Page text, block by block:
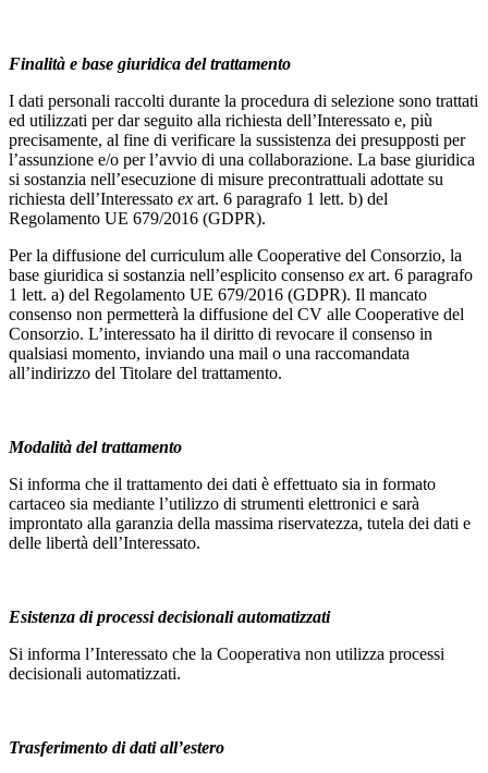
Finalità e base giuridica del trattamento
I dati personali raccolti durante la procedura di selezione sono trattati
ed utilizzati per dar seguito alla richiesta dell’Interessato e, più
precisamente, al fine di verificare la sussistenza dei presupposti per
l’assunzione e/o per l’avvio di una collaborazione. La base giuridica
si sostanzia nell’esecuzione di misure precontrattuali adottate su
richiesta dell’Interessato ex art. 6 paragrafo 1 lett. b) del
Regolamento UE 679/2016 (GDPR).
Per la diffusione del curriculum alle Cooperative del Consorzio, la
base giuridica si sostanzia nell’esplicito consenso ex art. 6 paragrafo
1 lett. a) del Regolamento UE 679/2016 (GDPR). Il mancato
consenso non permetterà la diffusione del CV alle Cooperative del
Consorzio. L’interessato ha il diritto di revocare il consenso in
qualsiasi momento, inviando una mail o una raccomandata
all’indirizzo del Titolare del trattamento.
Modalità del trattamento
Si informa che il trattamento dei dati è effettuato sia in formato
cartaceo sia mediante l’utilizzo di strumenti elettronici e sarà
improntato alla garanzia della massima riservatezza, tutela dei dati e
delle libertà dell’Interessato.
Esistenza di processi decisionali automatizzati
Si informa l’Interessato che la Cooperativa non utilizza processi
decisionali automatizzati.
Trasferimento di dati all’estero